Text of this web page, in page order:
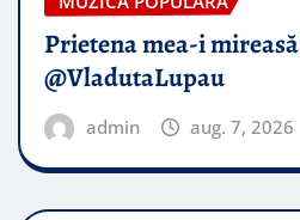
Prietena mea-i mireasă​
@VladutaLupau
admin aug. 7, 2026